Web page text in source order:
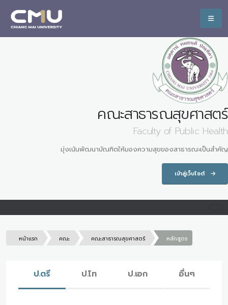
คณะสาธารณสุขศาสตร์
Faculty of Public Health
มุ่งเน้นพัฒนาบัณฑิตให้มองความสุขของสาธารณะเป็นสำคัญ
เข้าสู่เว็บไซต์
หน้าแรก คณะ คณะสาธารณสุขศาสตร์ หลักสูตร
ป.ตรี ป.โท ป.เอก อื่นๆ